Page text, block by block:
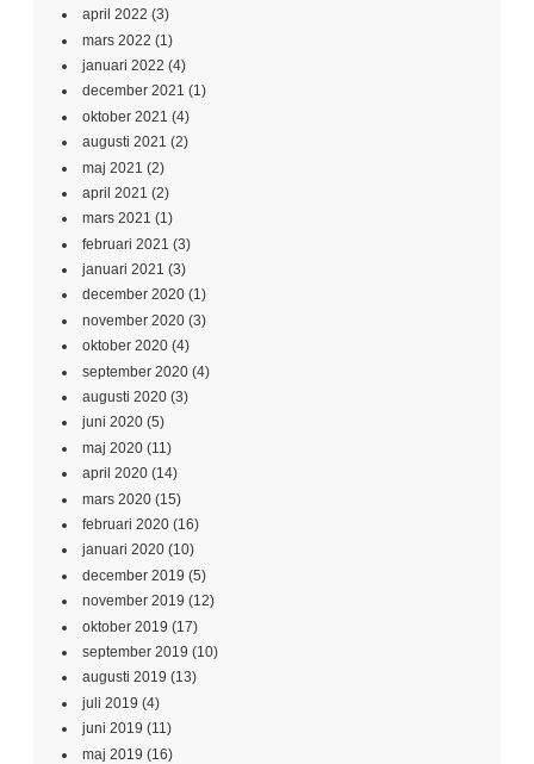
april 2022 (3)
mars 2022 (1)
januari 2022 (4)
december 2021 (1)
oktober 2021 (4)
augusti 2021 (2)
maj 2021 (2)
april 2021 (2)
mars 2021 (1)
februari 2021 (3)
januari 2021 (3)
december 2020 (1)
november 2020 (3)
oktober 2020 (4)
september 2020 (4)
augusti 2020 (3)
juni 2020 (5)
maj 2020 (11)
april 2020 (14)
mars 2020 (15)
februari 2020 (16)
januari 2020 (10)
december 2019 (5)
november 2019 (12)
oktober 2019 (17)
september 2019 (10)
augusti 2019 (13)
juli 2019 (4)
juni 2019 (11)
maj 2019 (16)